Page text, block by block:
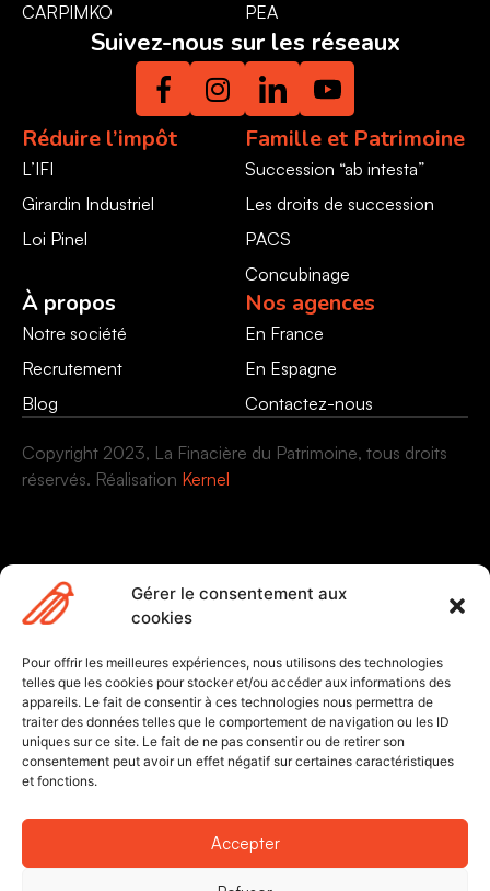
Gérer le consentement aux
cookies
Pour offrir les meilleures expériences, nous utilisons des technologies
telles que les cookies pour stocker et/ou accéder aux informations des
appareils. Le fait de consentir à ces technologies nous permettra de
traiter des données telles que le comportement de navigation ou les ID
uniques sur ce site. Le fait de ne pas consentir ou de retirer son
consentement peut avoir un effet négatif sur certaines caractéristiques
et fonctions.
Accepter
CARPIMKO
PEA
Suivez-nous sur les réseaux
Réduire l’impôt
L’IFI
Girardin Industriel
Loi Pinel
Famille et Patrimoine
Succession “ab intesta”
Les droits de succession
PACS
Concubinage
À propos
Notre société
Recrutement
Blog
Nos agences
En France
En Espagne
Contactez-nous
Copyright 2023, La Finacière du Patrimoine, tous droits
réservés. Réalisation Kernel